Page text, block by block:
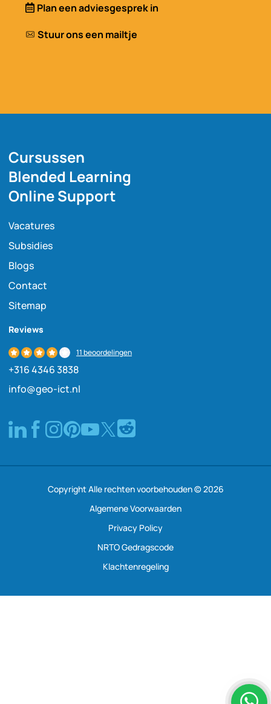
Plan een adviesgesprek in
Stuur ons een mailtje
Cursussen
Blended Learning
Online Support
Vacatures
Subsidies
Blogs
Contact
Sitemap
Reviews
11 beoordelingen
+316 4346 3838
info@geo-ict.nl
Copyright Alle rechten voorbehouden © 2026
Algemene Voorwaarden
Privacy Policy
NRTO Gedragscode
Klachtenregeling